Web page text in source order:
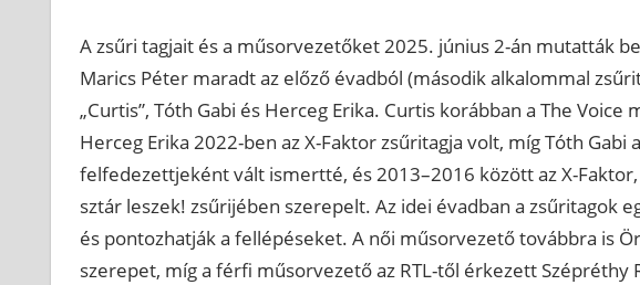
A zsűri tagjait és a műsorvezetőket 2025. június 2-án mutatták
Marics Péter maradt az előző évadból (második alkalommal
„Curtis”, Tóth Gabi és Herceg Erika. Curtis korábban a The Voice
Herceg Erika 2022-ben az X-Faktor zsűritagja volt, míg Tóth Gabi
felfedezettjeként vált ismertté, és 2013–2016 között az X-
sztár leszek! zsűrijében szerepelt. Az idei évadban a zsűritagok
és pontozhatják a fellépéseket. A női műsorvezető továbbra is
szerepet, míg a férfi műsorvezető az RTL-től érkezett Szépréthy